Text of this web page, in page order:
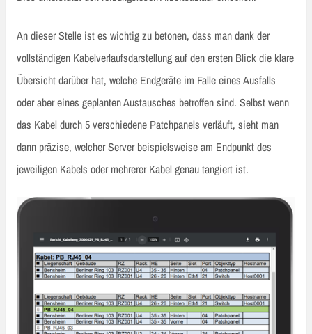
An dieser Stelle ist es wichtig zu betonen, dass man dank der
vollständigen Kabelverlaufsdarstellung auf den ersten Blick die klare
Übersicht darüber hat, welche Endgeräte im Falle eines Ausfalls
oder aber eines geplanten Austausches betroffen sind. Selbst wenn
das Kabel durch 5 verschiedene Patchpanels verläuft, sieht man
dann präzise, welcher Server beispielsweise am Endpunkt des
jeweiligen Kabels oder mehrerer Kabel genau tangiert ist.